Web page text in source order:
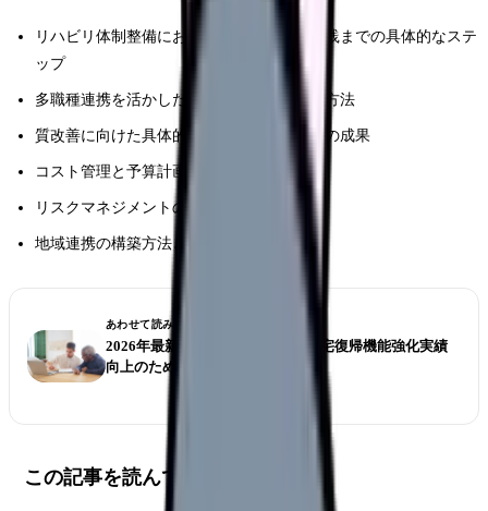
リハビリ体制整備における現状分析から実践までの具体的なステ
ップ
多職種連携を活かした効果的な機能向上の方法
質改善に向けた具体的な取り組み事例とその成果
コスト管理と予算計画の立て方
リスクマネジメントの実践的アプローチ
地域連携の構築方法と実践例
あわせて読みたい
2026年最新版【老人保健施設の在宅復帰機能強化実績
向上のための実践ガイド】
この記事を読んでほしい人